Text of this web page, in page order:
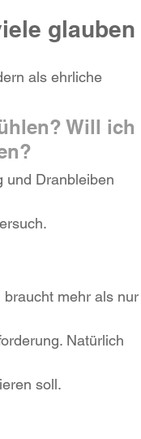
glauben
als ehrliche
Will ich
und Dranbleiben
mehr als nur
Natürlich
soll.